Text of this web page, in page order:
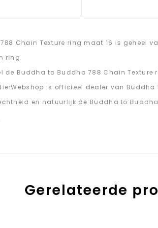
788 Chain Texture ring maat 16 is geheel
ring.
de Buddha to Buddha 788 Chain
is officieel dealer van
en natuurlijk de Buddha to
Gerelateerde